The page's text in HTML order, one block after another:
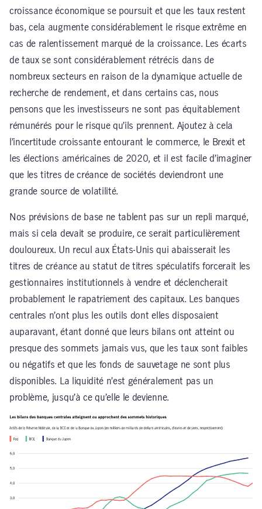
croissance économique se poursuit et que les taux restent
bas, cela augmente considérablement le risque extrême en
cas de ralentissement marqué de la croissance. Les écarts
de taux se sont considérablement rétrécis dans de
nombreux secteurs en raison de la dynamique actuelle de
recherche de rendement, et dans certains cas, nous
pensons que les investisseurs ne sont pas équitablement
rémunérés pour le risque qu’ils prennent. Ajoutez à cela
l’incertitude croissante entourant le commerce, le Brexit et
les élections américaines de 2020, et il est facile d’imaginer
que les titres de créance de sociétés deviendront une
grande source de volatilité.
Nos prévisions de base ne tablent pas sur un repli marqué,
mais si cela devait se produire, ce serait particulièrement
douloureux. Un recul aux États-Unis qui abaisserait les
titres de créance au statut de titres spéculatifs forcerait les
gestionnaires institutionnels à vendre et déclencherait
probablement le rapatriement des capitaux. Les banques
centrales n’ont plus les outils dont elles disposaient
auparavant, étant donné que leurs bilans ont atteint ou
presque des sommets jamais vus, que les taux sont faibles
ou négatifs et que les fonds de sauvetage ne sont plus
disponibles. La liquidité n’est généralement pas un
problème, jusqu’à ce qu’elle le devienne.